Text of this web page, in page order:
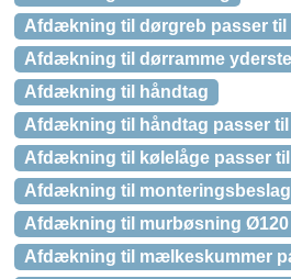
Afdækning til dørgreb passer til
Afdækning til dørramme
Afdækning til håndtag
Afdækning til håndtag passer til
Afdækning til kølelåge passer
Afdækning til
Afdækning til murbøsning Ø120
Afdækning til mælkeskummer